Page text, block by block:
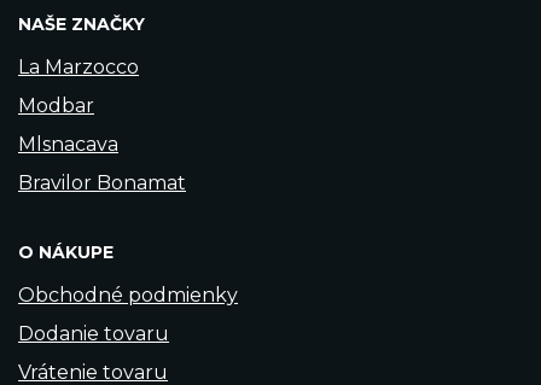
NAŠE ZNAČKY
La Marzocco
Modbar
Mlsnacava
Bravilor Bonamat
O NÁKUPE
Obchodné podmienky
Dodanie tovaru
Vrátenie tovaru